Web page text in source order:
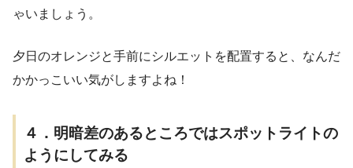
ゃいましょう。
夕日のオレンジと手前にシルエットを配置すると、なんだ
かかっこいい気がしますよね！
４．明暗差のあるところではスポットライトの
ようにしてみる